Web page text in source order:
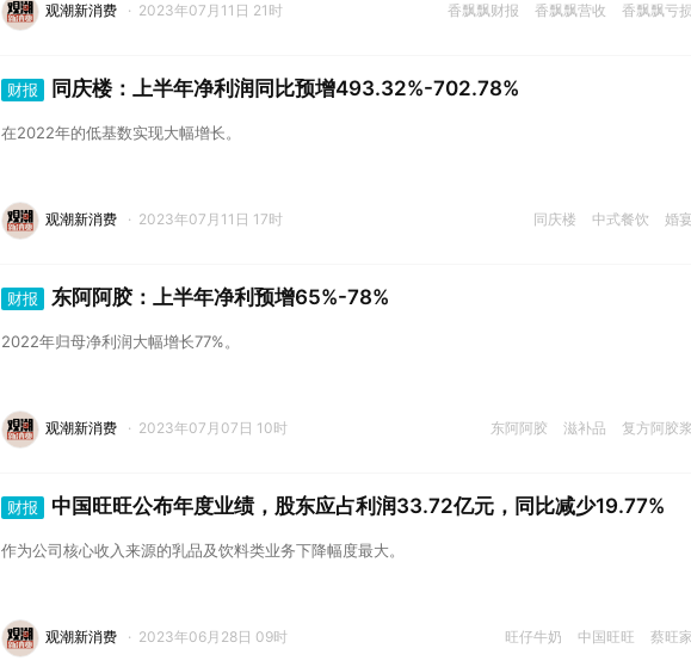
香飘飘财报 香飘飘营收 香飘飘亏损
观潮新消费 · 2023年07月11日 21时
财报 同庆楼：上半年净利润同比预增493.32%-702.78%
在2022年的低基数实现大幅增长。
同庆楼 中式餐饮 婚宴
观潮新消费 · 2023年07月11日 17时
财报 东阿阿胶：上半年净利预增65%-78%
2022年归母净利润大幅增长77%。
东阿阿胶 滋补品 复方阿胶浆
观潮新消费 · 2023年07月07日 10时
财报 中国旺旺公布年度业绩，股东应占利润33.72亿元，同比减少19.77%
作为公司核心收入来源的乳品及饮料类业务下降幅度最大。
旺仔牛奶 中国旺旺 蔡旺家
观潮新消费 · 2023年06月28日 09时